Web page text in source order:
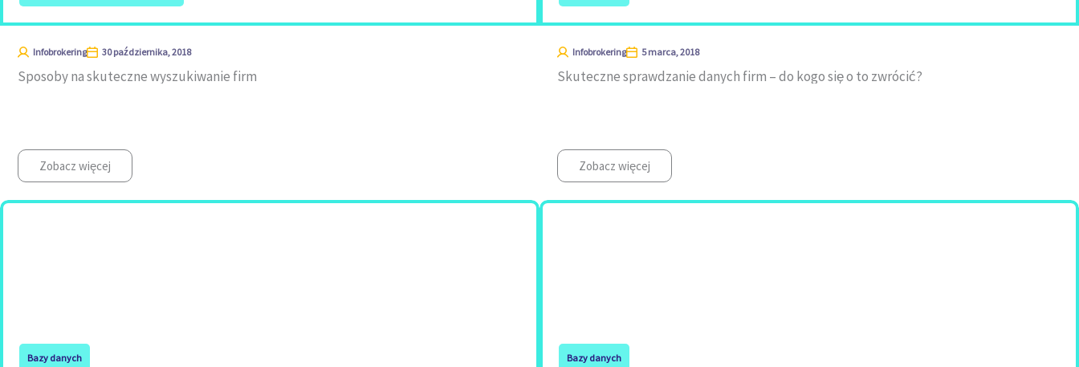
Infobrokering 30 października, 2018
Sposoby na skuteczne wyszukiwanie firm
Zobacz więcej
Infobrokering 5 marca, 2018
Skuteczne sprawdzanie danych firm – do kogo się o to zwrócić?
Zobacz więcej
Bazy danych Bazy danych